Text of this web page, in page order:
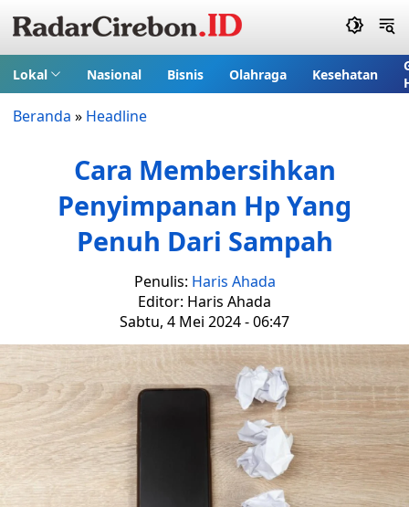
Lokal Nasional Bisnis Olahraga Kesehatan
Beranda » Headline
Cara Membersihkan
Penyimpanan Hp Yang
Penuh Dari Sampah
Penulis: Haris Ahada
Editor: Haris Ahada
Sabtu, 4 Mei 2024 - 06:47